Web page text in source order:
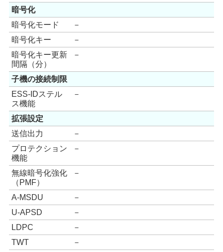
暗号化
暗号化モード
－
暗号化キー
－
暗号化キー更新
間隔（分）
－
子機の接続制限
ESS-IDステル
ス機能
－
拡張設定
送信出力
－
プロテクション
機能
－
無線暗号化強化
（PMF）
－
A-MSDU
－
U-APSD
－
LDPC
－
TWT
－